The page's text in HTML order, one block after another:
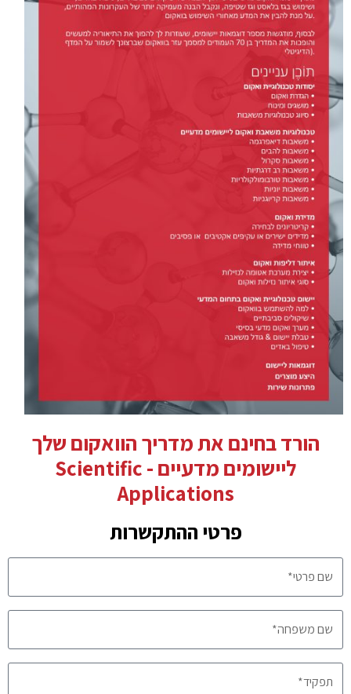
הורד בחינם את מדריך הוואקום שלך
ליישומים מדעיים - Scientific
Applications
פרטי ההתקשרות